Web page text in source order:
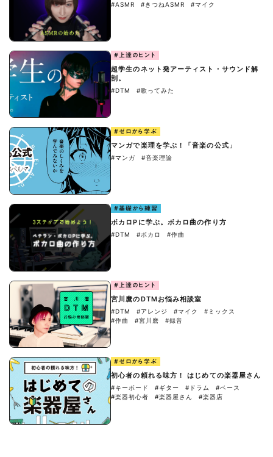
#ASMR #きつねASMR #マイク
#上達のヒント
超学生のネット発アーティスト・サウンド解
剖。
#DTM #歌ってみた
#ゼロから学ぶ
マンガで楽理を学ぶ！「音楽の公式」
#マンガ #音楽理論
#基礎から練習
ボカロPに学ぶ。ボカロ曲の作り方
#DTM #ボカロ #作曲
#上達のヒント
宮川麿のDTMお悩み相談室
#DTM #アレンジ #マイク
#ミックス
#作曲
#宮川麿 #録音
#ゼロから学ぶ
初心者の頼れる味方！ はじめての楽器屋さん
#キーボード #ギター #ドラム
#ベース
#楽器初心者
#楽器屋さん #楽器店